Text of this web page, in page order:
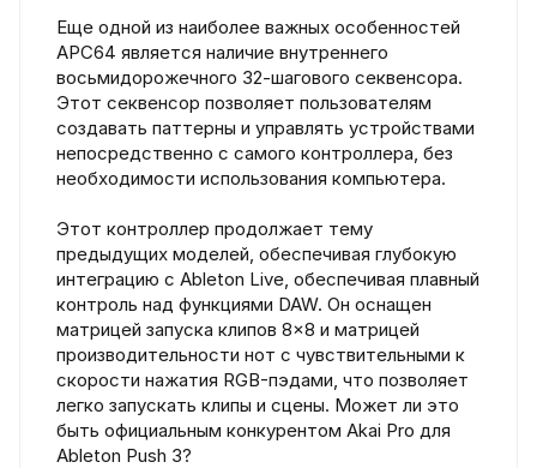
Еще одной из наиболее важных особенностей
APC64 является наличие внутреннего
восьмидорожечного 32-шагового секвенсора.
Этот секвенсор позволяет пользователям
создавать паттерны и управлять устройствами
непосредственно с самого контроллера, без
необходимости использования компьютера.
Этот контроллер продолжает тему
предыдущих моделей, обеспечивая глубокую
интеграцию с Ableton Live, обеспечивая плавный
контроль над функциями DAW. Он оснащен
матрицей запуска клипов 8×8 и матрицей
производительности нот с чувствительными к
скорости нажатия RGB-пэдами, что позволяет
легко запускать клипы и сцены. Может ли это
быть официальным конкурентом Akai Pro для
Ableton Push 3?